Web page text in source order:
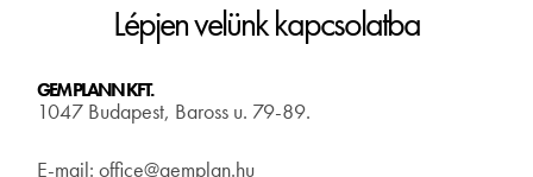
Lépjen velünk kapcsolatba
GEM PLANN KFT.
1047 Budapest, Baross u. 79-89.
E-mail: office@gemplan.hu